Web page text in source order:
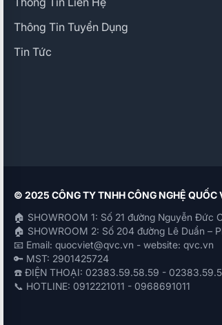
Thông Tin Tuyển Dụng
Tin Tức
© 2025 CÔNG TY TNHH CÔNG NGHỆ
🏠 SHOWROOM 1: Số 21 đường Nguyễn Đức
🏠 SHOWROOM 2: Số 204 đường Lê Duẩn –
📧 Email: quocviet@qvc.vn - website: qvc.vn
🔑 MST: 2901425724
☎️ ĐIỆN THOẠI: 02383.59.58.59 -
📞 HOTLINE: 0912221011 - 0968691011